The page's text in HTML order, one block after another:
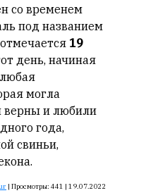
со временем
под названием
19
день, начиная
могла
верны и любили
года,
свиньи,
| Просмотры: 441 | 19.07.2022